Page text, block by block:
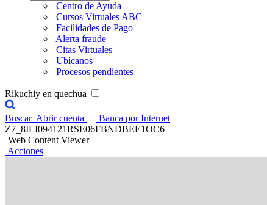
Centro de Ayuda
Cursos Virtuales ABC
Facilidades de Pago
Alerta fraude
Citas Virtuales
Ubícanos
Procesos pendientes
Rikuchiy en quechua
Buscar Abrir cuenta
Banca por Internet
Z7_8ILI094121RSE06FBNDBEE1OC6
Web Content Viewer
Acciones